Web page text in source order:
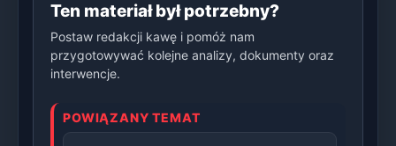
Ten materiał był potrzebny?
Postaw redakcji kawę i pomóż nam
przygotowywać kolejne analizy, dokumenty oraz
interwencje.
POWIĄZANY TEMAT